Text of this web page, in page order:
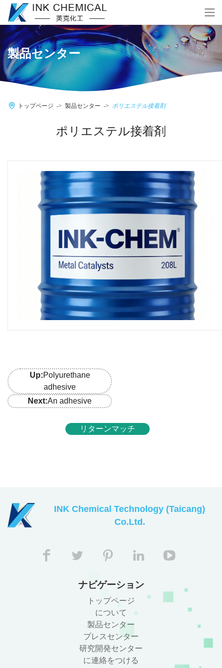
製品センター
トップページ 製品センター ポリエステル接着剤
ポリエステル接着剤
Up:Polyurethane
adhesive
Next:An adhesive
リターンマッチ
INK Chemical Technology (Taicang)
Co.Ltd.
ナビゲーション
トップページ
について
製品センター
プレスセンター
研究開発センター
に連絡をつける